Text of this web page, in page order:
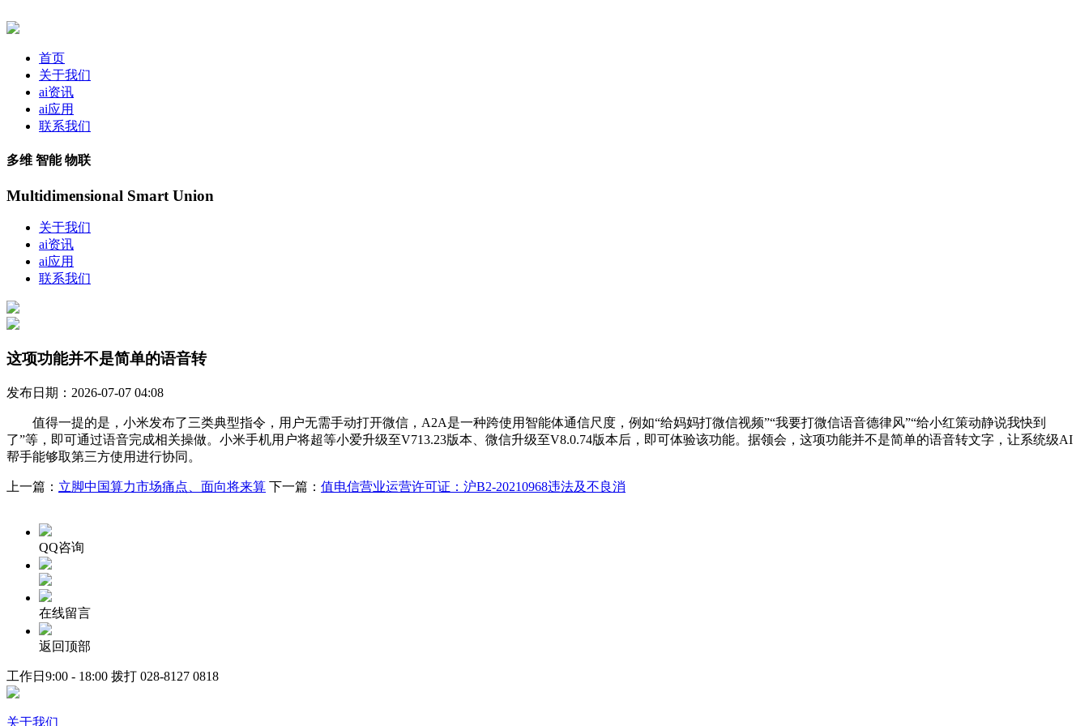
首页
关于我们
ai资讯
ai应用
联系我们
多维 智能 物联
Multidimensional Smart Union
关于我们
ai资讯
ai应用
联系我们
这项功能并不是简单的语音转
发布日期：2026-07-07 04:08
值得一提的是，小米发布了三类典型指令，用户无需手动打开微信，A2A是一种跨使用智能体通信尺度，例如“给妈妈打微信视频”“我要打微信语音德律风”“给小红策动静说我快到
了”等，即可通过语音完成相关操做。小米手机用户将超等小爱升级至V713.23版本、微信升级至V8.0.74版本后，即可体验该功能。据领会，这项功能并不是简单的语音转文字，让系统级AI
帮手能够取第三方使用进行协同。
上一篇： 立脚中国算力市场痛点、面向将来算 下一篇： 值电信营业运营许可证：沪B2-20210968违法及不良消
QQ咨询
在线留言
返回顶部
工作日9:00 - 18:00 拨打 028-8127 0818
关于我们